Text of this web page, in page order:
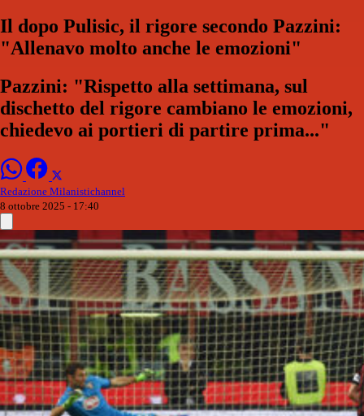
Il dopo Pulisic, il rigore secondo Pazzini:
"Allenavo molto anche le emozioni"
Pazzini: "Rispetto alla settimana, sul
dischetto del rigore cambiano le emozioni,
chiedevo ai portieri di partire prima..."
Redazione Milanistichannel
8 ottobre 2025 - 17:40